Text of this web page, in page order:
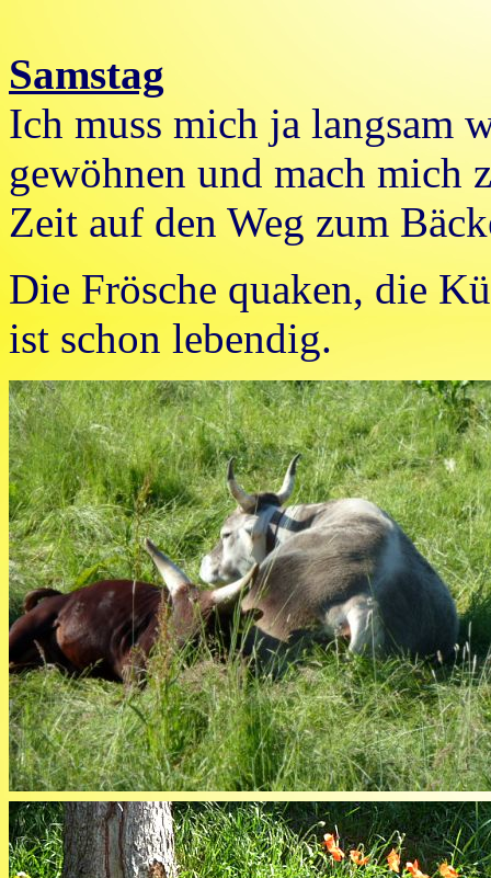
Samstag
Ich muss mich ja langsam
gewöhnen und mach mich
Zeit auf den Weg zum
Die Frösche quaken, die
ist schon lebendig.